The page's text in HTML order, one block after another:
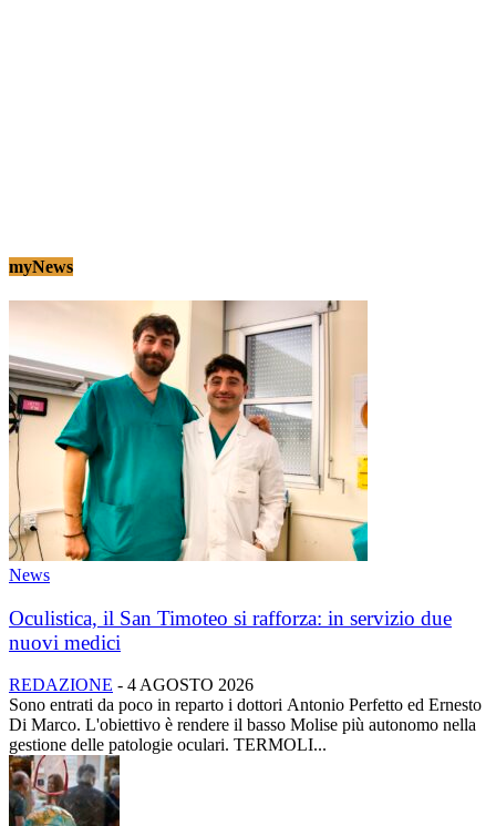
myNews
News
Oculistica, il San Timoteo si rafforza: in servizio due
nuovi medici
REDAZIONE - 4 AGOSTO 2026
Sono entrati da poco in reparto i dottori Antonio Perfetto ed Ernesto
Di Marco. L'obiettivo è rendere il basso Molise più autonomo nella
gestione delle patologie oculari. TERMOLI...